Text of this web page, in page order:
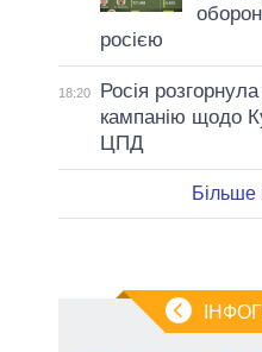
росією
18:20
Росія
кампанію щодо
ЦПД
Більше